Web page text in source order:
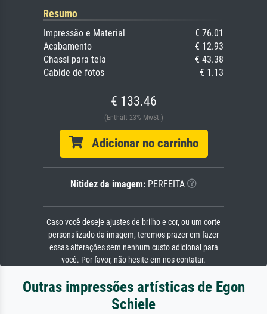
Resumo
Impressão e Material
€ 76.01
Acabamento
€ 12.93
Chassi para tela
€ 43.38
Cabide de fotos
€ 1.13
€ 133.46
(Enthält 23% MwSt.)
Adicionar no carrinho
Nitidez da imagem: PERFEITA
Caso você deseje ajustes de brilho e cor, ou um corte
personalizado da imagem, teremos prazer em fazer
essas alterações sem nenhum custo adicional para
você. Por favor, não hesite em nos contatar.
Outras impressões artísticas de Egon
Schiele